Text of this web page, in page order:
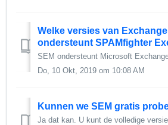
Welke versies van
ondersteunt SPAMfighter
Do, 10 Okt, 2019 om 10:08 AM
Kunnen we SEM gratis